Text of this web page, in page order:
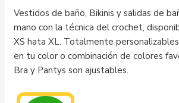
Vestidos de baño, Bikinis y salidas de
mano con la técnica del crochet,
XS hata XL. Totalmente
en tu color o combinación de colores
Bra y Pantys son ajustables.